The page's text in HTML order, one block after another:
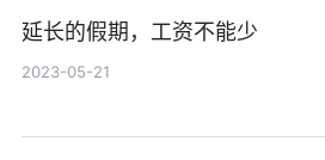
延长的假期，工资不能少
2023-05-21